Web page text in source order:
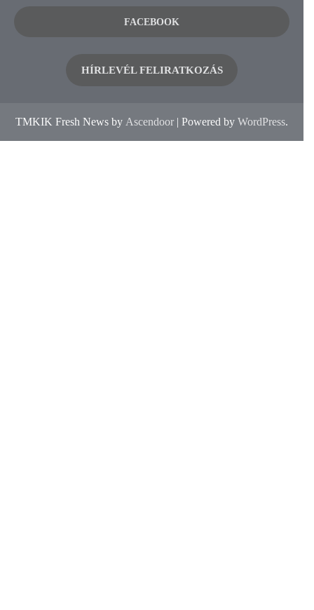
FACEBOOK
HÍRLEVÉL FELIRATKOZÁS
TMKIK Fresh News by Ascendoor | Powered by WordPress.